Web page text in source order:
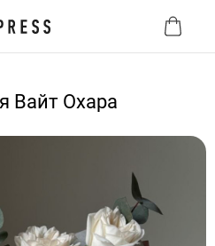
Вайт Охара